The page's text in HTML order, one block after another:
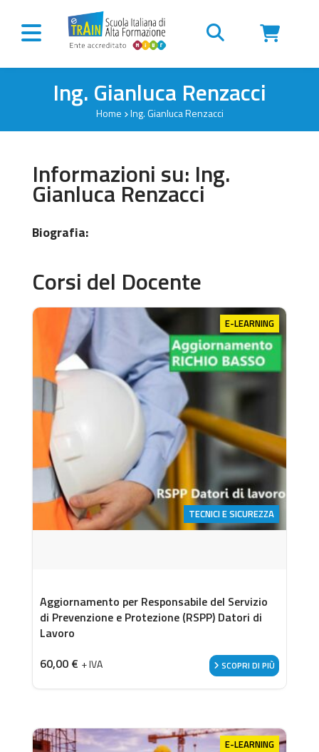
Vai al contenuto
Ing. Gianluca Renzacci
Home Ing. Gianluca Renzacci
Informazioni su: Ing.
Gianluca Renzacci
Biografia:
Corsi del Docente
E-LEARNING
TECNICI E SICUREZZA
Aggiornamento per Responsabile del Servizio
di Prevenzione e Protezione (RSPP) Datori di
Lavoro
60,00 € + IVA SCOPRI DI PIÙ
E-LEARNING